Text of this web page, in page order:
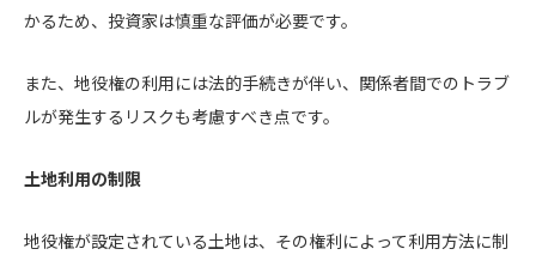
かるため、投資家は慎重な評価が必要です。
また、地役権の利用には法的手続きが伴い、関係者間でのトラブ
ルが発生するリスクも考慮すべき点です。
土地利用の制限
地役権が設定されている土地は、その権利によって利用方法に制